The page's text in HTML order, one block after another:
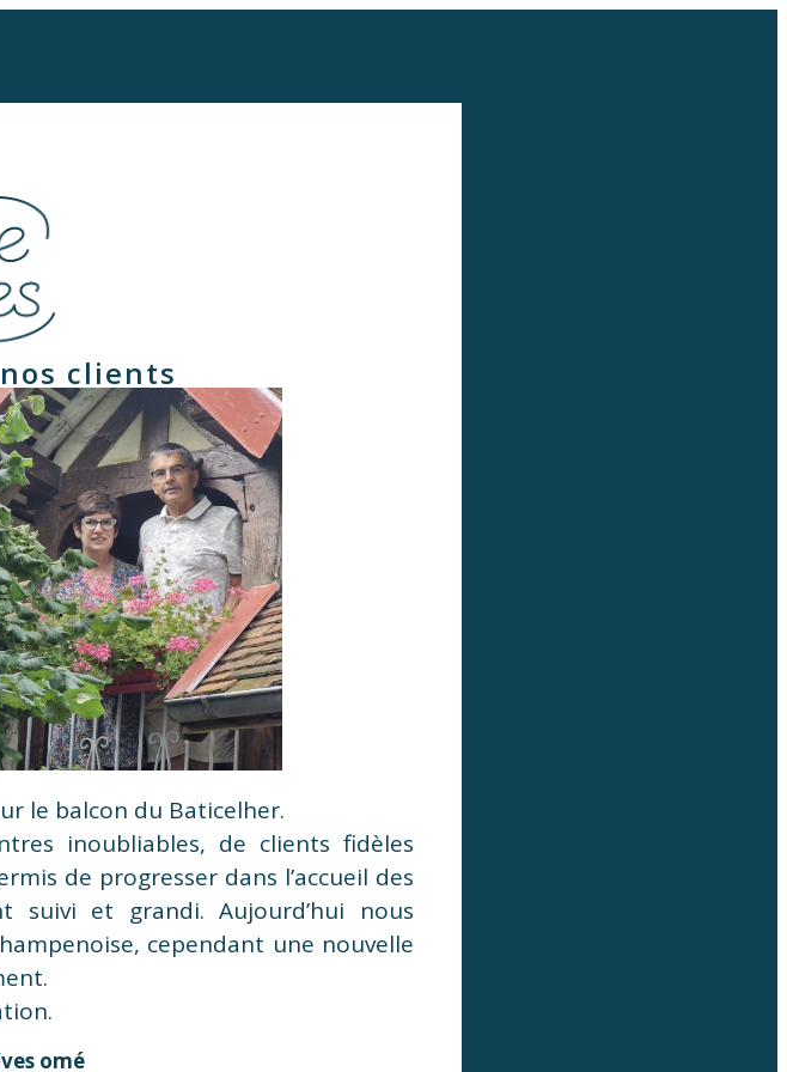
clients
le balcon du Baticelher.
inoubliables, de clients fidèles
de progresser dans l’accueil des
suivi et grandi. Aujourd’hui nous
cependant une nouvelle
omé